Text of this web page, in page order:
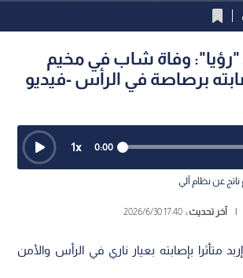
"رؤيا": وفاة شاب في مخيم
برصاصة في الرأس -فيديو
0:00
1x
عن نظام آلي
| آخر تحديث :17:40 2026/6/30
متأثرا بإصابته بعيار ناري في الرأس والأمن